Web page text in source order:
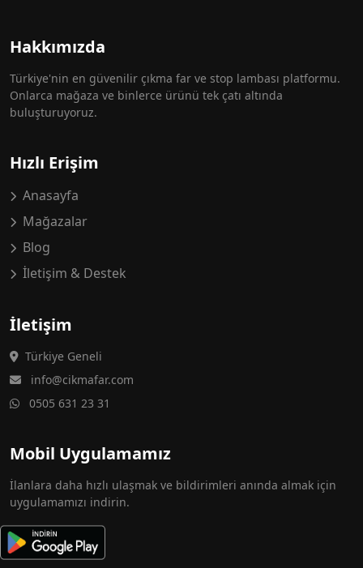
Hakkımızda
Türkiye'nin en güvenilir çıkma far ve stop lambası platformu.
Onlarca mağaza ve binlerce ürünü tek çatı altında
buluşturuyoruz.
Hızlı Erişim
Anasayfa
Mağazalar
Blog
İletişim & Destek
İletişim
Türkiye Geneli
info@cikmafar.com
0505 631 23 31
Mobil Uygulamamız
İlanlara daha hızlı ulaşmak ve bildirimleri anında almak için
uygulamamızı indirin.